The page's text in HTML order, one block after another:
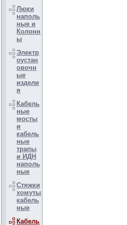
Люки
наполь
ные и
Колонн
ы
Электр
оустан
овочн
ые
издели
я
Кабель
ные
мосты
и
кабель
ные
трапы
и ИДН
наполь
ные
Стяжки
хомуты
кабель
ные
Кабель